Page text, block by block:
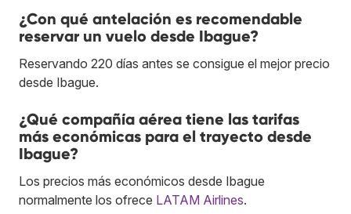
¿Con qué antelación es recomendable
reservar un vuelo desde Ibague?
Reservando 220 días antes se consigue el mejor precio
desde Ibague.
¿Qué compañía aérea tiene las tarifas
más económicas para el trayecto desde
Ibague?
Los precios más económicos desde Ibague
normalmente los ofrece LATAM Airlines.